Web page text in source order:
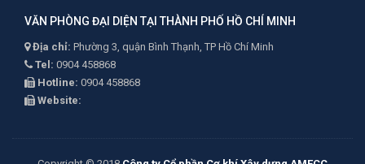
VĂN PHÒNG ĐẠI DIỆN TẠI THÀNH PHỐ HỒ CHÍ MINH
Địa chỉ: Phường 3, quận Bình Thạnh, TP Hồ Chí Minh
Tel: 0904 458868
Hotline: 0904 458868
Website: